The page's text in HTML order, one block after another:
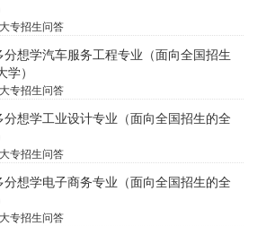
大专招生问答
想学汽车服务工程专业（面向全国招生
）
大专招生问答
分想学工业设计专业（面向全国招生的全
大专招生问答
分想学电子商务专业（面向全国招生的全
大专招生问答